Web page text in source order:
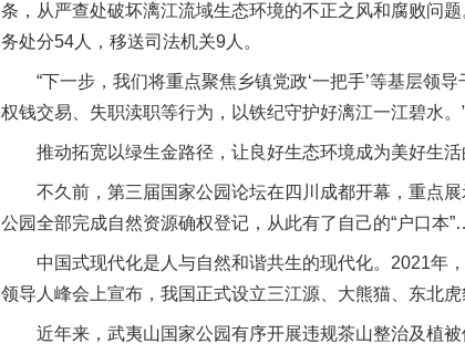
条，从严查处破坏漓江流域生态环境的不正之风和腐败问
务处分54人，移送司法机关9人。
“下一步，我们将重点聚焦乡镇党政‘一把手’等基层领导
权钱交易、失职渎职等行为，以铁纪守护好漓江一江碧水
推动拓宽以绿生金路径，让良好生态环境成为美好生活
不久前，第三届国家公园论坛在四川成都开幕，重点展
公园全部完成自然资源确权登记，从此有了自己的“户口
中国式现代化是人与自然和谐共生的现代化。2021年，
领导人峰会上宣布，我国正式设立三江源、大熊猫、东北
近年来，武夷山国家公园有序开展违规茶山整治及植被